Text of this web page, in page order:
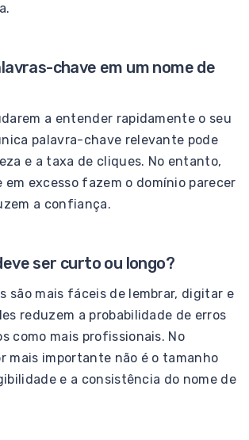
chave em um nome de
a entender rapidamente o seu
palavra-chave relevante pode
e a taxa de cliques. No entanto,
em excesso fazem o domínio parecer
a confiança.
ser curto ou longo?
são mais fáceis de lembrar, digitar e
reduzem a probabilidade de erros
como mais profissionais. No
mais importante não é o tamanho
e a consistência do nome de